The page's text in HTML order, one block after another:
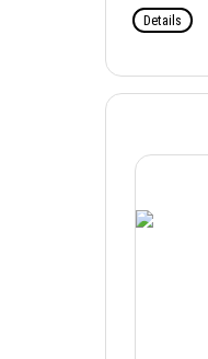
Details